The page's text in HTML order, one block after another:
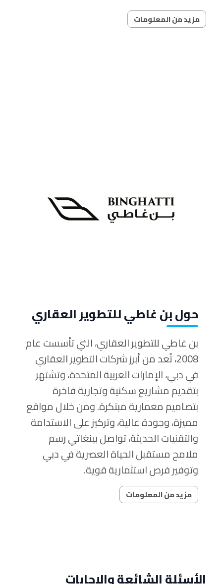
مزيد من المعلومات
حول بن غاطي للتطوير العقاري
بن غاطي للتطوير العقاري، التي تأسست عام
2008، تُعد من أبرز شركات التطوير العقاري
في دبي، الإمارات العربية المتحدة، وتشتهر
بتقديم مشاريع سكنية وتجارية فاخرة
بتصاميم معمارية مبتكرة. ومن خلال مواقع
مميزة، وجودة عالية، وتركيز على الاستدامة
والتقنيات الحديثة، تواصل بينغاتي رسم
ملامح مستقبل الحياة العصرية في دبي
وتوفير فرص استثمارية قوية.
مزيد من المعلومات
الأسئلة الشائعة والإجابات